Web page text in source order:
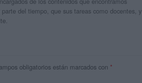
del tiempo, que sus tareas como docentes, y
obligatorios están marcados con *